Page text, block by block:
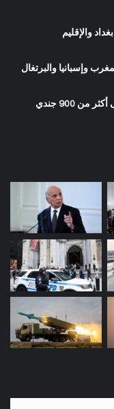
والإقليم
على مختلف المحاور.. روسيا تعلن القضاء على أكثر من 900 جندي